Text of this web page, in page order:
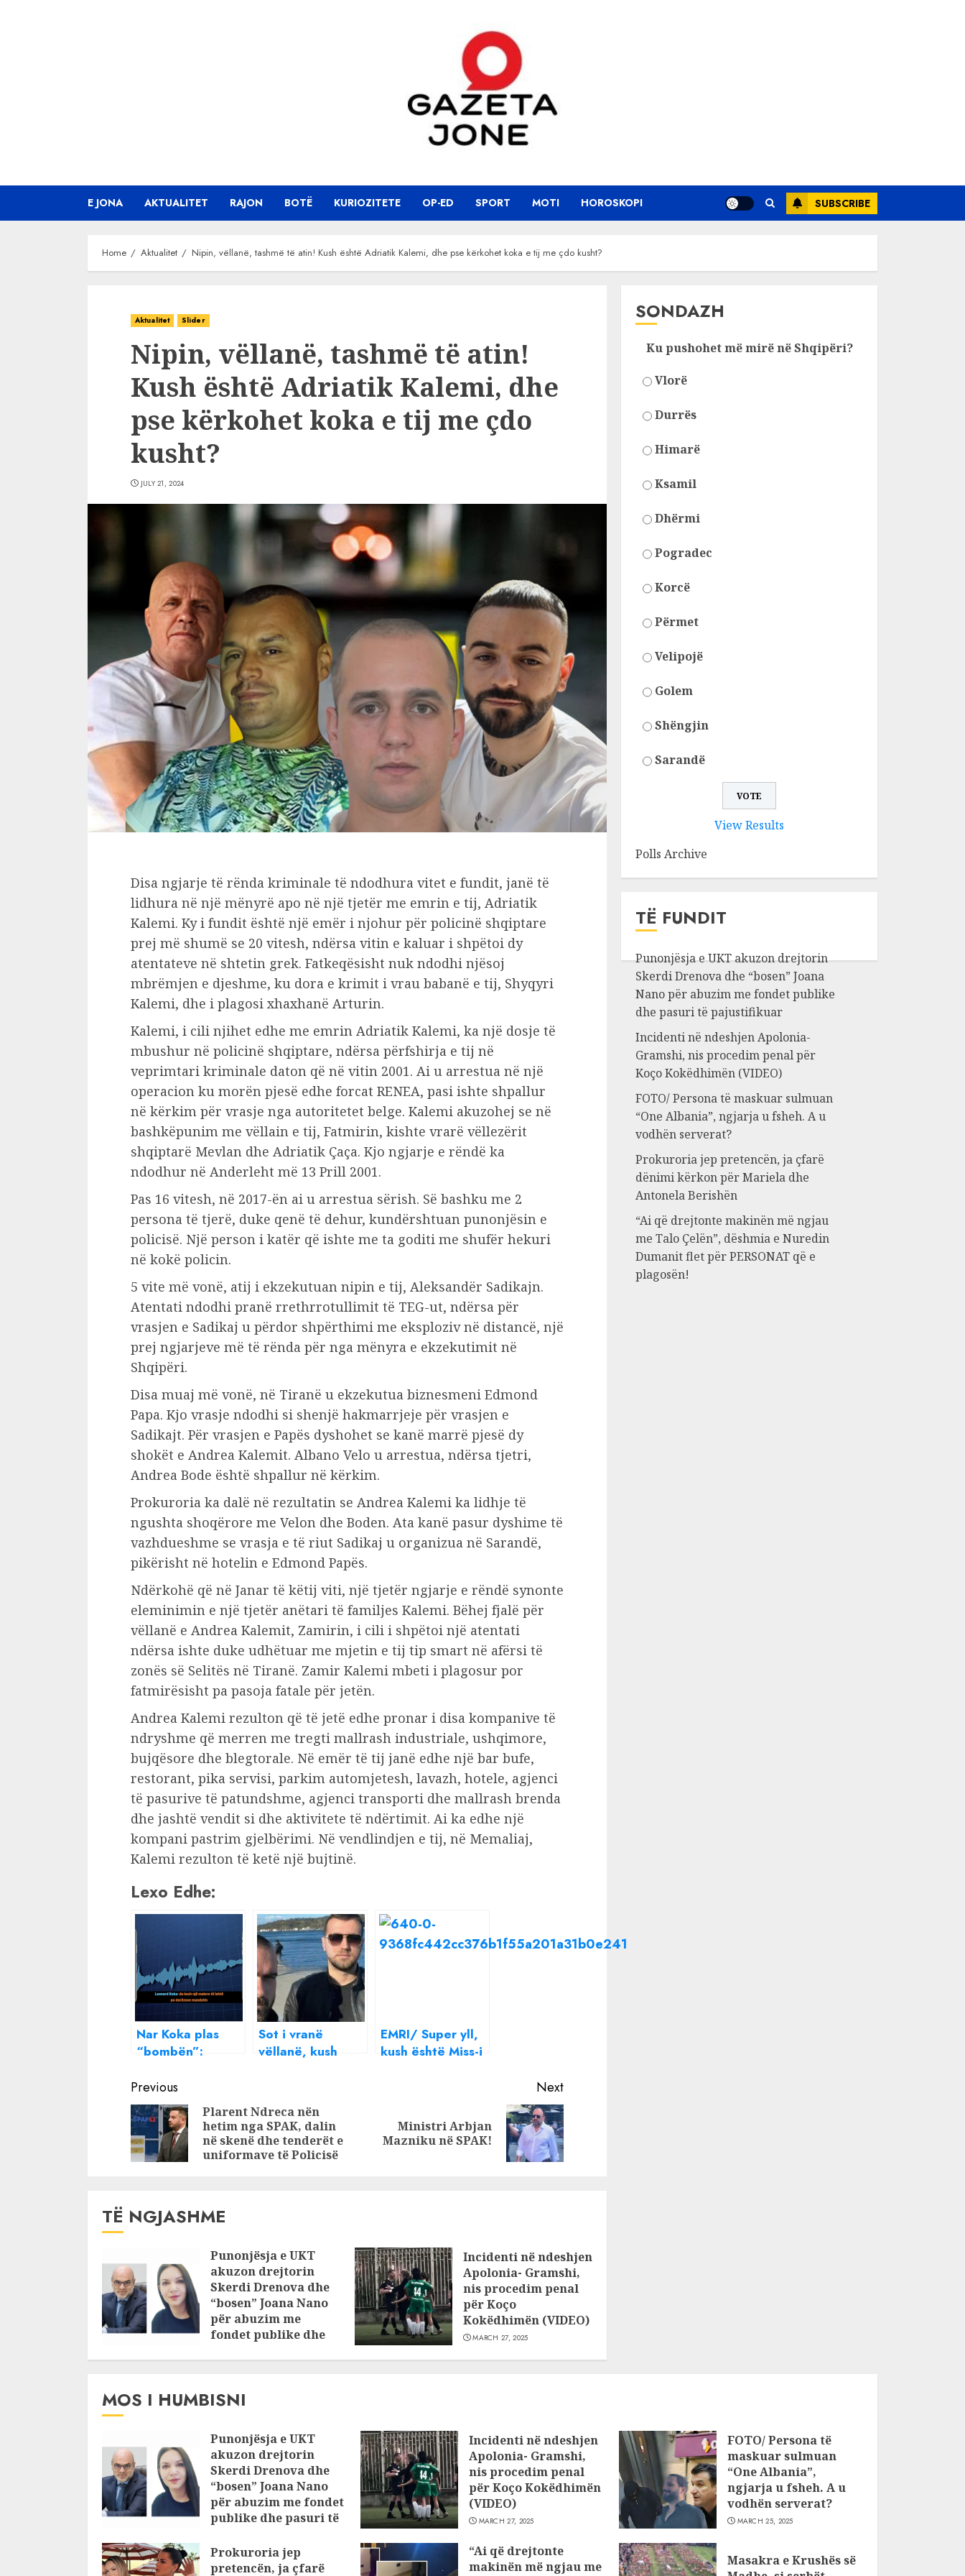
E JONA AKTUALITET RAJON BOTË KURIOZITETE OP-ED SPORT MOTI HOROSKOPI SUBSCRIBE
Home Aktualitet Nipin, vëllanë, tashmë të atin! Kush është Adriatik Kalemi, dhe pse kërkohet koka e tij me çdo kusht?
Aktualitet Slider
Nipin, vëllanë, tashmë të atin!
Kush është Adriatik Kalemi, dhe
pse kërkohet koka e tij me çdo
kusht?
JULY 21, 2024
Disa ngjarje të rënda kriminale të ndodhura vitet e fundit, janë të
lidhura në një mënyrë apo në një tjetër me emrin e tij, Adriatik
Kalemi. Ky i fundit është një emër i njohur për policinë shqiptare
prej më shumë se 20 vitesh, ndërsa vitin e kaluar i shpëtoi dy
atentateve në shtetin grek. Fatkeqësisht nuk ndodhi njësoj
mbrëmjen e djeshme, ku dora e krimit i vrau babanë e tij, Shyqyri
Kalemi, dhe i plagosi xhaxhanë Arturin.
Kalemi, i cili njihet edhe me emrin Adriatik Kalemi, ka një dosje të
mbushur në policinë shqiptare, ndërsa përfshirja e tij në
veprimtari kriminale daton që në vitin 2001. Ai u arrestua në një
operacion ku morën pjesë edhe forcat RENEA, pasi ishte shpallur
në kërkim për vrasje nga autoritetet belge. Kalemi akuzohej se në
bashkëpunim me vëllain e tij, Fatmirin, kishte vrarë vëllezërit
shqiptarë Mevlan dhe Adriatik Çaça. Kjo ngjarje e rëndë ka
ndodhur në Anderleht më 13 Prill 2001.
Pas 16 vitesh, në 2017-ën ai u arrestua sërish. Së bashku me 2
persona të tjerë, duke qenë të dehur, kundërshtuan punonjësin e
policisë. Një person i katër që ishte me ta goditi me shufër hekuri
në kokë policin.
5 vite më vonë, atij i ekzekutuan nipin e tij, Aleksandër Sadikajn.
Atentati ndodhi pranë rrethrrotullimit të TEG-ut, ndërsa për
vrasjen e Sadikaj u përdor shpërthimi me eksploziv në distancë, një
prej ngjarjeve më të rënda për nga mënyra e ekzekutimit në
Shqipëri.
Disa muaj më vonë, në Tiranë u ekzekutua biznesmeni Edmond
Papa. Kjo vrasje ndodhi si shenjë hakmarrjeje për vrasjen e
Sadikajt. Për vrasjen e Papës dyshohet se kanë marrë pjesë dy
shokët e Andrea Kalemit. Albano Velo u arrestua, ndërsa tjetri,
Andrea Bode është shpallur në kërkim.
Prokuroria ka dalë në rezultatin se Andrea Kalemi ka lidhje të
ngushta shoqërore me Velon dhe Boden. Ata kanë pasur dyshime të
vazhdueshme se vrasja e të riut Sadikaj u organizua në Sarandë,
pikërisht në hotelin e Edmond Papës.
Ndërkohë që në Janar të këtij viti, një tjetër ngjarje e rëndë synonte
eleminimin e një tjetër anëtari të familjes Kalemi. Bëhej fjalë për
vëllanë e Andrea Kalemit, Zamirin, i cili i shpëtoi një atentati
ndërsa ishte duke udhëtuar me mjetin e tij tip smart në afërsi të
zonës së Selitës në Tiranë. Zamir Kalemi mbeti i plagosur por
fatmirësisht pa pasoja fatale për jetën.
Andrea Kalemi rezulton që të jetë edhe pronar i disa kompanive të
ndryshme që merren me tregti mallrash industriale, ushqimore,
bujqësore dhe blegtorale. Në emër të tij janë edhe një bar bufe,
restorant, pika servisi, parkim automjetesh, lavazh, hotele, agjenci
të pasurive të patundshme, agjenci transporti dhe mallrash brenda
dhe jashtë vendit si dhe aktivitete të ndërtimit. Ai ka edhe një
kompani pastrim gjelbërimi. Në vendlindjen e tij, në Memaliaj,
Kalemi rezulton të ketë një bujtinë.
Lexo Edhe:
Nar Koka plas
“bombën”:
mashtruan, kush
është koka e
inceneratorëve.
Tha që ka folur
me amerikanët
Sot i vranë
vëllanë, kush
EMRI/ Super yll,
kush është Miss-i
Adriatik
Continue
Reading
Previous
Previous
Plarent Ndreca nën
hetim nga SPAK, dalin
në skenë dhe tenderët e
uniformave të Policisë
Next
Ministri Arbjan
Mazniku në SPAK!
TË NGJASHME
Punonjësja e UKT
akuzon drejtorin
Skerdi Drenova dhe
“bosen” Joana Nano
për abuzim me
fondet publike dhe
Incidenti në ndeshjen
Apolonia- Gramshi,
nis procedim penal
për Koço
Kokëdhimën (VIDEO)
MARCH 27, 2025
SONDAZH
Ku pushohet më mirë në Shqipëri?
Vlorë
Durrës
Himarë
Ksamil
Dhërmi
Pogradec
Korcë
Përmet
Velipojë
Golem
Shëngjin
Sarandë
View Results
Polls Archive
TË FUNDIT
Punonjësja e UKT akuzon drejtorin
Skerdi Drenova dhe “bosen” Joana
Nano për abuzim me fondet publike
dhe pasuri të pajustifikuar
Incidenti në ndeshjen Apolonia-
Gramshi, nis procedim penal për
Koço Kokëdhimën (VIDEO)
FOTO/ Persona të maskuar sulmuan
“One Albania”, ngjarja u fsheh. A u
vodhën serverat?
Prokuroria jep pretencën, ja çfarë
dënimi kërkon për Mariela dhe
Antonela Berishën
“Ai që drejtonte makinën më ngjau
me Talo Çelën”, dëshmia e Nuredin
Dumanit flet për PERSONAT që e
plagosën!
MOS I HUMBISNI
Punonjësja e UKT
akuzon drejtorin
Skerdi Drenova dhe
“bosen” Joana Nano
për abuzim me fondet
publike dhe pasuri të
JULY 24, 2025
Incidenti në ndeshjen
Apolonia- Gramshi,
nis procedim penal
për Koço Kokëdhimën
(VIDEO)
MARCH 27, 2025
FOTO/ Persona të
maskuar sulmuan
“One Albania”,
ngjarja u fsheh. A u
vodhën serverat?
MARCH 25, 2025
Prokuroria jep
pretencën, ja çfarë
“Ai që drejtonte
makinën më ngjau me
Masakra e Krushës së